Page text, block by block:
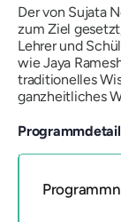
Der von Sujata
zum Ziel
Lehrer und
wie Jaya
traditionelles
ganzheitliches